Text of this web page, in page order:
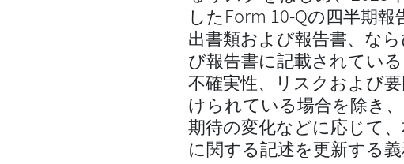
したForm 10-Qの四半期
出書類および報告書、な
び報告書に記載されてい
不確実性、リスクおよび
けられている場合を除き
期待の変化などに応じて
に関する記述を更新する